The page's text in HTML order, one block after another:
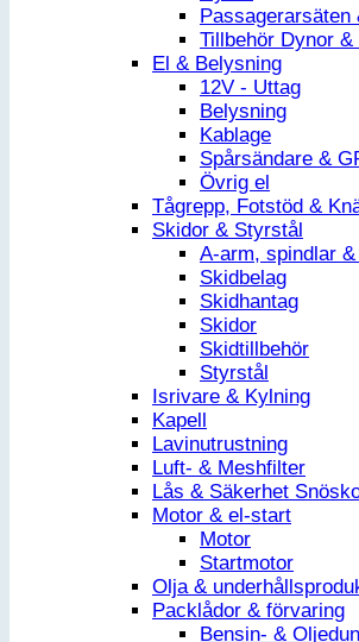
Passagerarsäten
Tillbehör Dynor &
El & Belysning
12V - Uttag
Belysning
Kablage
Spårsändare &
Övrig el
Tågrepp, Fotstöd &
Skidor & Styrstål
A-arm, spindlar
Skidbelag
Skidhantag
Skidor
Skidtillbehör
Styrstål
Isrivare & Kylning
Kapell
Lavinutrustning
Luft- & Meshfilter
Lås & Säkerhet
Motor & el-start
Motor
Startmotor
Olja &
Packlådor & förvaring
Bensin- &